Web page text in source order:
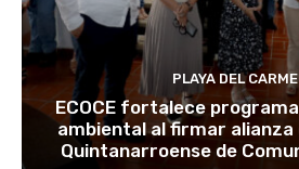
PLAYA DEL
ECOCE fortalece
ambiental al firmar alianza
Quintanarroense de